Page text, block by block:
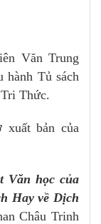
Văn Trung
hành Tủ sách
Thức.
bản của
Văn học của
Hay về Dịch
Châu Trinh